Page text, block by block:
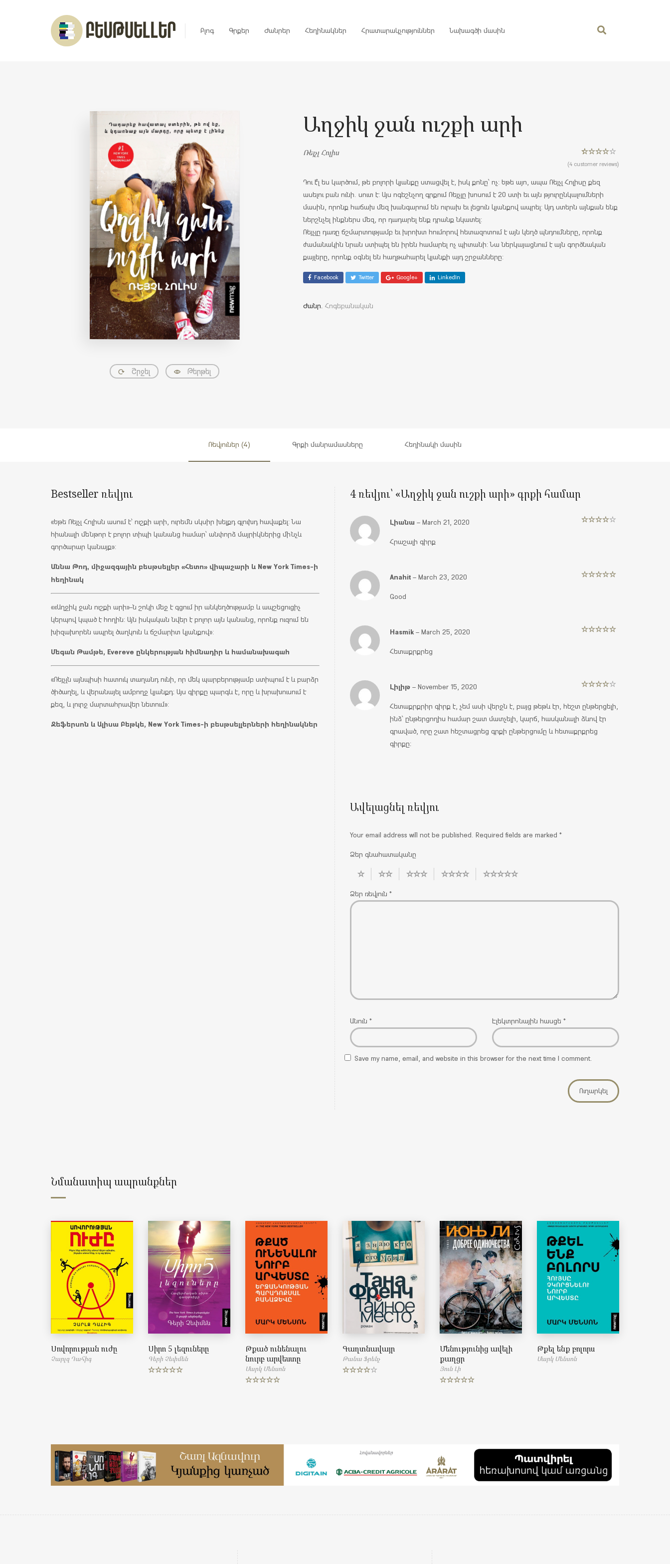
Բլոգ
Հոդվածներ
Ռեյտինգներ
Ցուցակներ
Գրքեր Ժանրեր Հեղինակներ Հրատարակչություններ Նախագծի մասին
Շրջել Թերթել
Աղջիկ ջան ուշքի արի
Ռեյչլ Հոլիս
Rated4.50
4
customer
(4 customer reviews)
Դու է՞լ ես կարծում, թե բոլորի կյանքը ստացվել է, իսկ քոնը՝ ոչ: Եթե այո, ապա Ռեյչլ Հոլիսը քեզ
ասելու բան ունի. սուտ է: Այս ոգեշնչող գրքում Ռեյչլը խոսում է 20 ստի եւ այն թյուրընկալումների
մասին, որոնք հաճախ մեզ խանգարում են ուրախ եւ լեցուն կյանքով ապրել: Այդ ստերն այնքան ենք
ներշնչել ինքներս մեզ, որ դադարել ենք դրանք նկատել:
Ռեյչլը դառը ճշմարտությամբ եւ խրոխտ հումորով հետազոտում է այն կեղծ պնդումները, որոնք
ժամանակին նրան ստիպել են իրեն համարել ոչ պիտանի: Նա ներկայացնում է այն գործնական
քայլերը, որոնք օգնել են հաղթահարել կյանքի այդ շրջանները:
Facebook Twitter Google+ LinkedIn
Ժանր. Հոգեբանական
Ռեվյուներ (4) Գրքի մանրամասները Հեղինակի մասին
Bestseller ռեվյու
«Եթե Ռեյչլ Հոլիսն ասում է՝ ուշքի արի, ուրեմն սկսիր խելքդ գլուխդ հավաքել: Նա
հիանալի մենթոր է բոլոր տիպի կանանց համար՝ անփորձ մայրիկներից մինչև
գործարար կանայք»:
Աննա Թոդ, միջազգային բեսթսելլեր «Հետո» վիպաշարի և New York Times-ի
հեղինակ
««Աղջիկ ջան ուշքի արի»-ն շոկի մեջ է գցում իր անկեղծությամբ և ապշեցուցիչ
կերպով կպած է հողին: Այն իսկական նվեր է բոլոր այն կանանց, որոնք ուզում են
խիզախորեն ապրել ծաղկուն և ճշմարիտ կյանքով»:
Մեգան Թամթե, Evereve ընկերության հիմնադիր և համանախագահ
«Ռեյչլն այնպիսի հատուկ տաղանդ ունի, որ մեկ պարբերությամբ ստիպում է և բարձր
ծիծաղել, և վերանայել ամբողջ կյանքդ: Այս գիրքը պարգև է, որը և խրախուսում է
քեզ, և լուրջ մարտահրավեր նետում»:
Ջեֆերսոն և Ալիսա Բեթկե, New York Times-ի բեսթսելլերների հեղինակներ
4 ռեվյու՝ «Աղջիկ ջան ուշքի արի» գրքի համար
Լիանա – March 21, 2020
Հրաշալի գիրք
Anahit – March 23, 2020
Good
Hasmik – March 25, 2020
Հետաքրքրեց
Լիլիթ – November 15, 2020
Հետաքրքրիր գիրք է, չեմ ասի վերջն է, բայց թեթև էր, հեշտ ընթերցելի,
ինձ՝ ընթերցողիս համար շատ մատչելի, կարճ, հասկանալի ձևով էր
գրաված, որը շատ հեշտացրեց գրքի ընթերցումը և հետաքրքրեց
գիրքը։
Ավելացնել ռեվյու
Your email address will not be published. Required fields are marked *
Ձեր գնահատականը
Ձեր ռեվյուն *
Անուն * Էլեկտրոնային հասցե *
Save my name, email, and website in this browser for the next time I comment.
Նմանատիպ ապրանքներ
Սովորության ուժը
Չարլզ Դահիգ
Սիրո 5 լեզուները
Գերի Չեփմեն
Թքած ունենալու
նուրբ արվեստը
Մարկ Մենսոն
Գաղտնավայր
Թանա Ֆրենչ
Մենությունից ավելի
քաղցր
Յուն Լի
Թքել ենք բոլորս
Մարկ Մենսոն